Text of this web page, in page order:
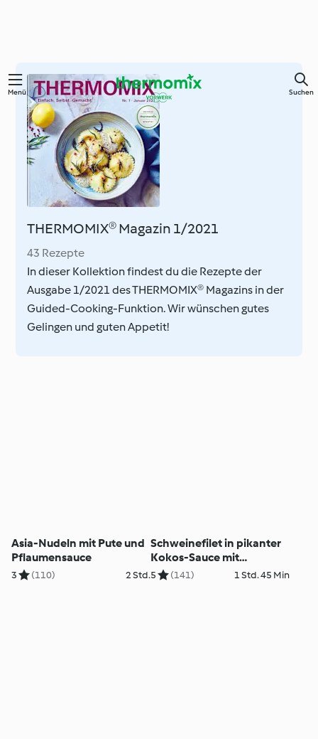
Springe
Hauptinhalt
Menü Suchen
THERMOMIX® Magazin 1/2021
43 Rezepte
In dieser Kollektion findest du die Rezepte der
Ausgabe 1/2021 des THERMOMIX® Magazins in der
Guided-Cooking-Funktion. Wir wünschen gutes
Gelingen und guten Appetit!
Asia-Nudeln mit Pute und
Pflaumensauce
3 (110) 2 Std.
Schweinefilet in pikanter
Kokos-Sauce mit
Naanbrot und
5 (141) 1 Std. 45 Min